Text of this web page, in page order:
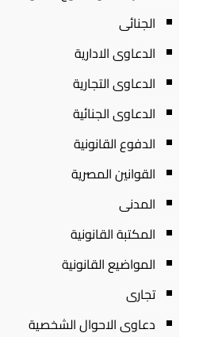
الجنائى
الدعاوى الادارية
الدعاوى التجارية
الدعاوى الجنائية
الدفوع القانونية
القوانين المصرية
المدنى
المكتبة القانونية
المواضيع القانونية
تجارى
دعاوى الاحوال الشخصية